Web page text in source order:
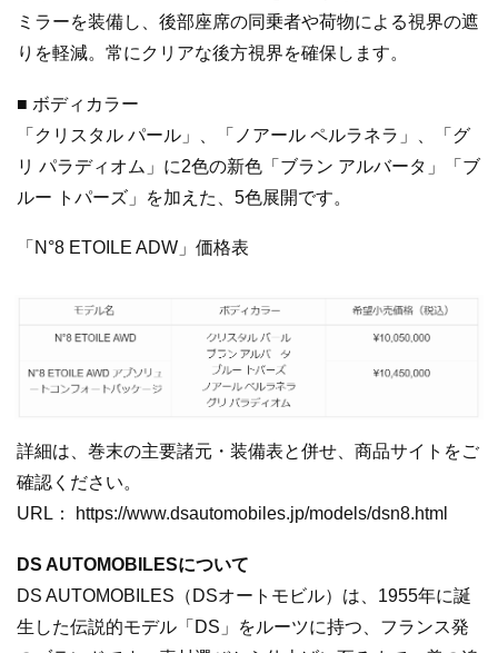
ミラーを装備し、後部座席の同乗者や荷物による視界の遮
りを軽減。常にクリアな後方視界を確保します。
■ ボディカラー
「クリスタル パール」、「ノアール ペルラネラ」、「グ
リ パラディオム」に2色の新色「ブラン アルバータ」「ブ
ルー トパーズ」を加えた、5色展開です。
「N°8 ETOILE ADW」価格表
詳細は、巻末の主要諸元・装備表と併せ、商品サイトをご
確認ください。
URL： https://www.dsautomobiles.jp/models/dsn8.html
DS AUTOMOBILESについて
DS AUTOMOBILES（DSオートモビル）は、1955年に誕
生した伝説的モデル「DS」をルーツに持つ、フランス発